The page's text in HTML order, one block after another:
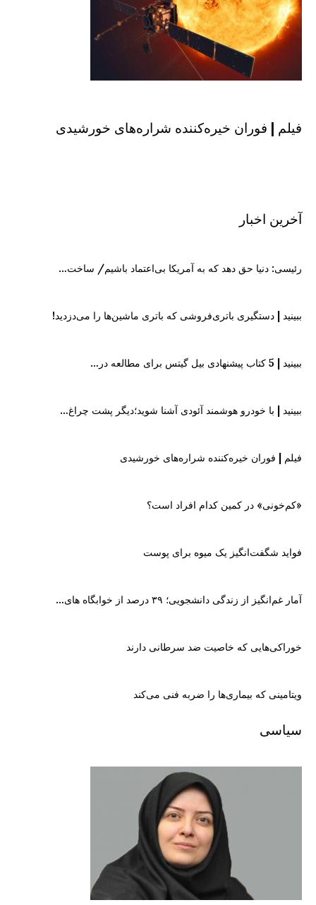
فیلم | فوران خیره‌کننده شراره‌های خورشیدی
آخرین اخبار
رئیسی: دنیا حق دهد که به آمریکا بی‌اعتماد باشیم/ ساخت…
ببینید | دستگیری باتری‌فروشی که باتری ماشین‌ها را می‌دزدید!
ببینید | 5 کتاب پیشنهادی بیل گیتس برای مطالعه در…
ببینید | با خودرو هوشمند آئودی آشنا شوید؛دیگر پشت چراغ…
فیلم | فوران خیره‌کننده شراره‌های خورشیدی
«کم‌خونی» در کمین کدام افراد است؟
فواید شگفت‌انگیز یک میوه برای پوست
آمار غم‌انگیز از زندگی دانشجویی؛ ۳۹ درصد از خوابگاه های…
خوراکی‌هایی که خاصیت ضد سرطانی دارند
ویتامینی که بیماری‌ها را ضربه فنی می‌کند
سیاسی